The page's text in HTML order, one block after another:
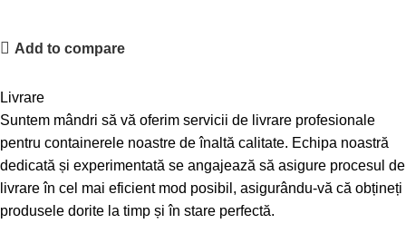
Add to compare
Livrare
Suntem mândri să vă oferim servicii de livrare profesionale
pentru containerele noastre de înaltă calitate. Echipa noastră
dedicată și experimentată se angajează să asigure procesul de
livrare în cel mai eficient mod posibil, asigurându-vă că obțineți
produsele dorite la timp și în stare perfectă.